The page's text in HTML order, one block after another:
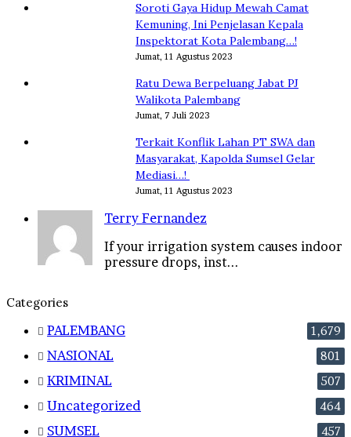
Soroti Gaya Hidup Mewah Camat
Kemuning, Ini Penjelasan Kepala
Inspektorat Kota Palembang…!
Jumat, 11 Agustus 2023
Ratu Dewa Berpeluang Jabat PJ
Walikota Palembang
Jumat, 7 Juli 2023
Terkait Konflik Lahan PT SWA dan
Masyarakat, Kapolda Sumsel Gelar
Mediasi…!
Jumat, 11 Agustus 2023
Terry Fernandez
If your irrigation system causes indoor
pressure drops, inst...
Categories
PALEMBANG 1,679
NASIONAL 801
KRIMINAL 507
Uncategorized 464
SUMSEL 457